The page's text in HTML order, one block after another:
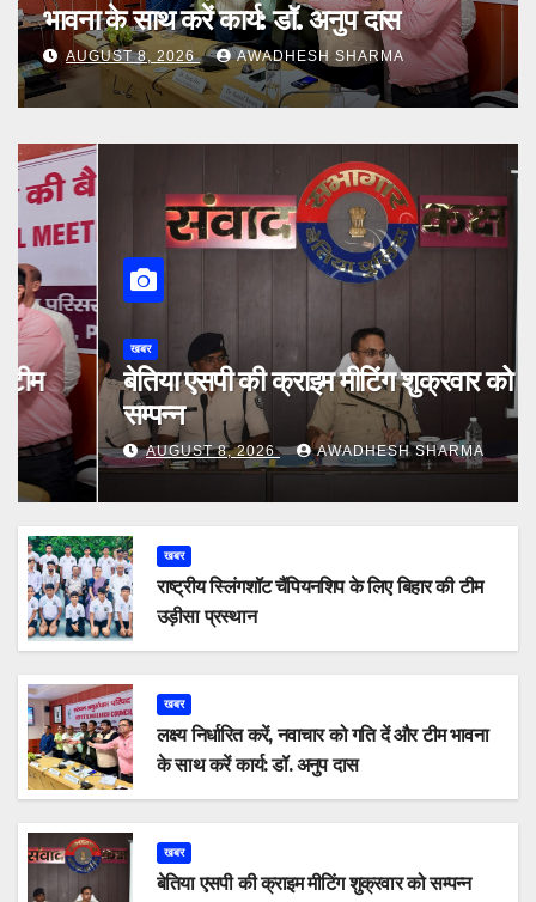
भावना के साथ करें कार्य: डॉ. अनुप दास
AUGUST 8, 2026 AWADHESH SHARMA
खबर
बेतिया एसपी की क्राइम मीटिंग शुक्रवार को
सम्पन्न
AUGUST 8, 2026 AWADHESH SHARMA
खबर
राष्ट्रीय स्लिंगशॉट चैंपियनशिप के लिए बिहार की टीम
उड़ीसा प्रस्थान
खबर
लक्ष्य निर्धारित करें, नवाचार को गति दें और टीम भावना
के साथ करें कार्य: डॉ. अनुप दास
खबर
बेतिया एसपी की क्राइम मीटिंग शुक्रवार को सम्पन्न